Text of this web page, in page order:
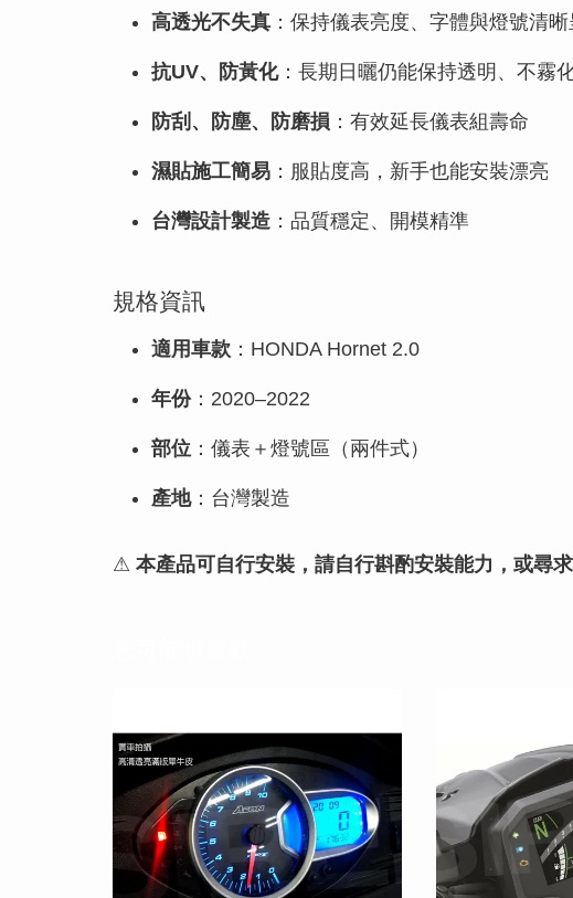
高透光不失真 ：保持儀表亮度、字體與燈號清
抗UV、防黃化：長期日曬仍能保持透明、不霧
防刮、防塵、防磨損 ：有效延長儀表組壽命
濕貼施工簡易 ：服貼度高，新手也能安裝漂亮
台灣設計製造 ：品質穩定、開模精準
規格資訊
適用車款 ：HONDA Hornet 2.0
年份：2020–2022
部位 ：儀表＋燈號區（兩件式）
產地：台灣製造
⚠ 本產品可自行安裝，請自行斟酌安裝能力，或尋